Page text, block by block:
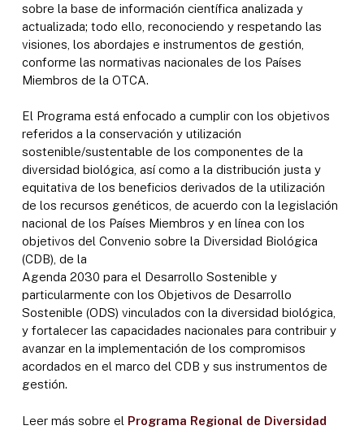
sobre la base de información científica analizada y
actualizada; todo ello, reconociendo y respetando las
visiones, los abordajes e instrumentos de gestión,
conforme las normativas nacionales de los Países
Miembros de la OTCA.
El Programa está enfocado a cumplir con los objetivos
referidos a la conservación y utilización
sostenible/sustentable de los componentes de la
diversidad biológica, así como a la distribución justa y
equitativa de los beneficios derivados de la utilización
de los recursos genéticos, de acuerdo con la legislación
nacional de los Países Miembros y en línea con los
objetivos del Convenio sobre la Diversidad Biológica
(CDB), de la
Agenda 2030 para el Desarrollo Sostenible y
particularmente con los Objetivos de Desarrollo
Sostenible (ODS) vinculados con la diversidad biológica,
y fortalecer las capacidades nacionales para contribuir y
avanzar en la implementación de los compromisos
acordados en el marco del CDB y sus instrumentos de
gestión.
Leer más sobre el Programa Regional de Diversidad